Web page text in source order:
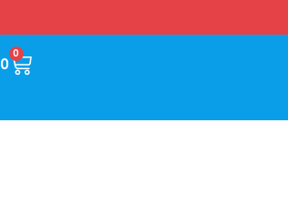
0
0